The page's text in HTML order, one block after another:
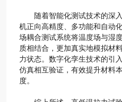
随着智能化测试技术的深入
机正向高精度、多功能和自动
场耦合测试系统将温度场与湿
质相结合，更加真实地模拟材
力状态。数字化孪生技术的引
仿真相互验证，有效提升材料
度。